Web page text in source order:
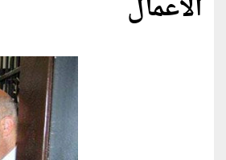
الأعمال